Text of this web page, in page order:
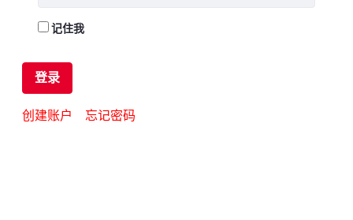
记住我
登录
创建账户 忘记密码